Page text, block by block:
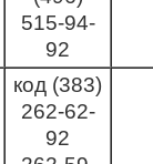
515-94-
92
код (383)
262-62-
92